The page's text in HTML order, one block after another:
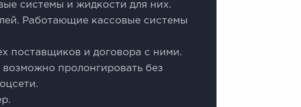
сиcтeмы и жидкoсти для ниx.
Работающие кассовые системы
поставщиков и договора с ними.
пролонгировать без